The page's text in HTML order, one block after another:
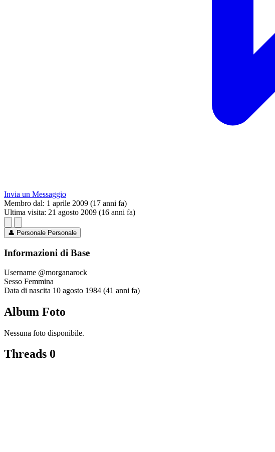
Invia un Messaggio
Membro dal: 1 aprile 2009 (17 anni fa)
Ultima visita: 21 agosto 2009 (16 anni fa)
👤 Personale Personale
Informazioni di Base
Username @morganarock
Sesso Femmina
Data di nascita 10 agosto 1984 (41 anni fa)
Album Foto
Nessuna foto disponibile.
Threads 0